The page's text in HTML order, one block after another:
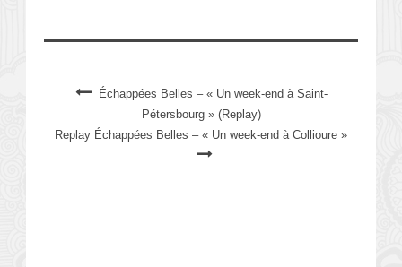
Échappées Belles – « Un week-end à Saint-
Pétersbourg » (Replay)
Replay Échappées Belles – « Un week-end à Collioure »